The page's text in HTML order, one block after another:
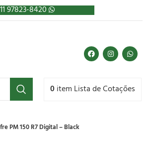
97823-8420
0 item Lista de Cotações
PM 150 R7 Digital – Black